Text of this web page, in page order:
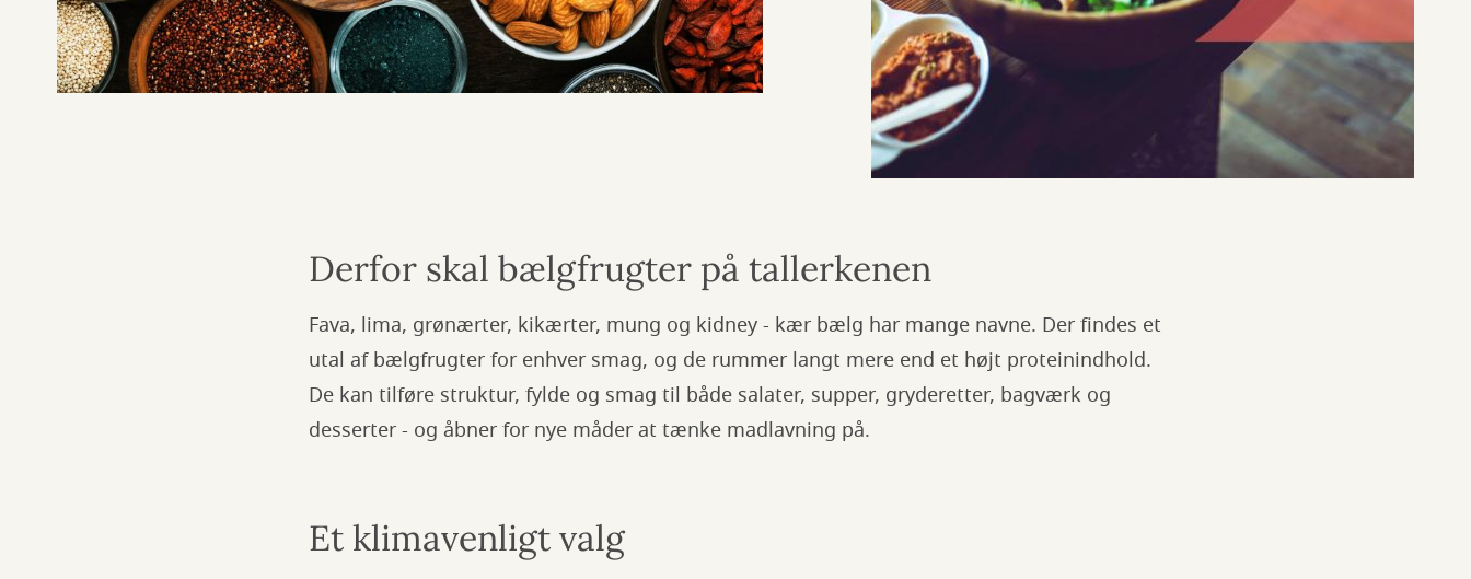
Derfor skal bælgfrugter på tallerkenen
Fava, lima, grønærter, kikærter, mung og kidney - kær bælg har mange navne. Der findes et
utal af bælgfrugter for enhver smag, og de rummer langt mere end et højt proteinindhold.
De kan tilføre struktur, fylde og smag til både salater, supper, gryderetter, bagværk og
desserter - og åbner for nye måder at tænke madlavning på.
Et klimavenligt valg